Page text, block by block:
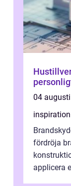
04
inspiration
fördröja
applicera